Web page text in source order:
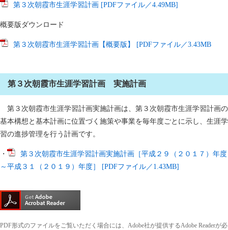
第３次朝霞市生涯学習計画 [PDFファイル／4.49MB]
概要版ダウンロード
第３次朝霞市生涯学習計画【概要版】 [PDFファイル／3.43MB
第３次朝霞市生涯学習計画 実施計画
第３次朝霞市生涯学習計画実施計画は、第３次朝霞市生涯学習計画の
基本構想と基本計画に位置づく施策や事業を毎年度ごとに示し、生涯学
習の進捗管理を行う計画です。
・
第３次朝霞市生涯学習計画実施計画［平成２９（２０１７）年度
～平成３１（２０１９）年度］ [PDFファイル／1.43MB]
PDF形式のファイルをご覧いただく場合には、Adobe社が提供するAdobe Readerが必